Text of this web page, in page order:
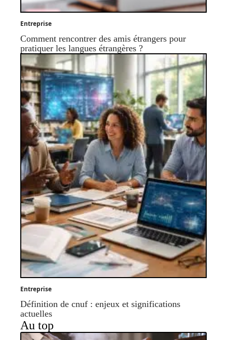
Entreprise
Comment rencontrer des amis étrangers pour
pratiquer les langues étrangères ?
Entreprise
Définition de cnuf : enjeux et significations
actuelles
Au top